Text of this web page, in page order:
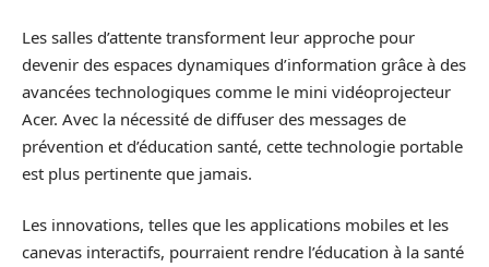
Les salles d’attente transforment leur approche pour
devenir des espaces dynamiques d’information grâce à des
avancées technologiques comme le mini vidéoprojecteur
Acer. Avec la nécessité de diffuser des messages de
prévention et d’éducation santé, cette technologie portable
est plus pertinente que jamais.
Les innovations, telles que les applications mobiles et les
canevas interactifs, pourraient rendre l’éducation à la santé